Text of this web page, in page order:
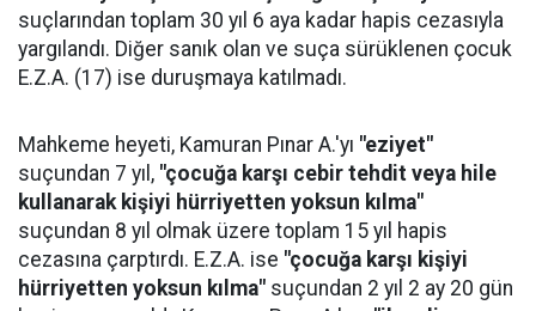
suçlarından toplam 30 yıl 6 aya kadar hapis cezasıyla
yargılandı. Diğer sanık olan ve suça sürüklenen çocuk
E.Z.A. (17) ise duruşmaya katılmadı.
Mahkeme heyeti, Kamuran Pınar A.'yı "eziyet"
suçundan 7 yıl, "çocuğa karşı cebir tehdit veya hile
kullanarak kişiyi hürriyetten yoksun kılma"
suçundan 8 yıl olmak üzere toplam 15 yıl hapis
cezasına çarptırdı. E.Z.A. ise "çocuğa karşı kişiyi
hürriyetten yoksun kılma" suçundan 2 yıl 2 ay 20 gün